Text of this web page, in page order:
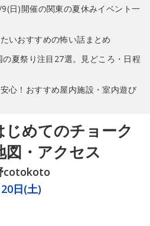
日)開催の関東の夏休みイベント一
いおすすめの怖い話まとめ
の夏祭り注目27選。見どころ・日程
心！おすすめ屋内施設・室内遊び
めてのチョーク
図・アクセス
cotokoto
日(土)